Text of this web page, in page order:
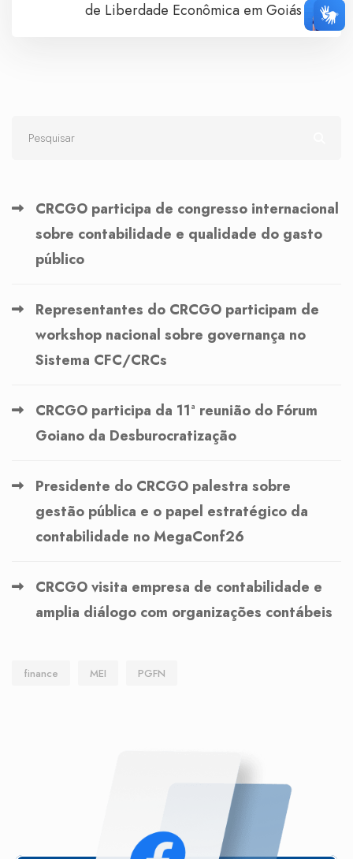
de Liberdade Econômica em Goiás
CRCGO participa de congresso internacional
sobre contabilidade e qualidade do gasto
público
Representantes do CRCGO participam de
workshop nacional sobre governança no
Sistema CFC/CRCs
CRCGO participa da 11ª reunião do Fórum
Goiano da Desburocratização
Presidente do CRCGO palestra sobre
gestão pública e o papel estratégico da
contabilidade no MegaConf26
CRCGO visita empresa de contabilidade e
amplia diálogo com organizações contábeis
finance MEI PGFN